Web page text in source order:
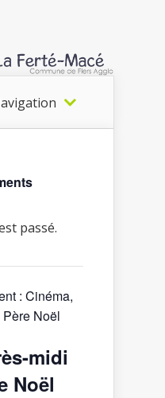
passé.
: Cinéma,
Noël
midi
Noël